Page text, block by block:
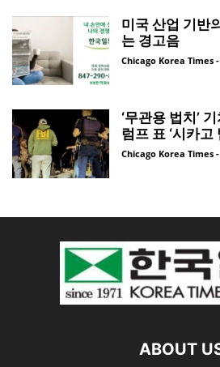
미국 산업 기반
는 경고음
Chicago Korea Times -
‘무관용 법치’
럼프 표 ‘시카고
Chicago Korea Times -
ABOUT